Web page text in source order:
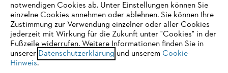
Datenschutzrichtlinien Impressum Cookies
Sie nutzen einen Browser, den wir noch nicht unterstützen. Für
eine optimale Nutzung unserer Seite empfehlen wir Ihnen, zu
einem der folgenden Browser zu wechseln:
notwendigen Cookies ab. Unter Einstellungen können Sie
einzelne Cookies annehmen oder ablehnen. Sie können Ihre
Zustimmung zur Verwendung einzelner oder aller Cookies
jederzeit mit Wirkung für die Zukunft unter "Cookies" in der
Fußzeile widerrufen. Weitere Informationen finden Sie in
unserer Datenschutzerklärung und unserem Cookie-
Hinweis.